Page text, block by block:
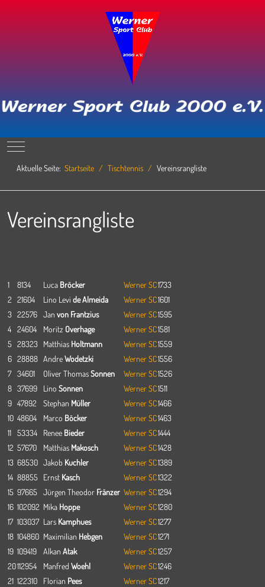
Mobile Menu Toggle
Aktuelle Seite: Startseite Tischtennis Vereinsrangliste
Vereinsrangliste
1 8134 Luca Bröcker Werner SC1733
2 21604 Lino Levi de Almeida Werner SC1601
3 22576 Jan von Frantzius Werner SC1595
4 24604 Moritz Overhage Werner SC1581
5 28323 Matthias Holtmann Werner SC1559
6 28888 AndreWodetzki Werner SC1556
7 34601 Oliver ThomasSonnen Werner SC1526
8 37699 Lino Sonnen Werner SC1511
9 47892 Stephan Müller Werner SC1466
10 48604 Marco Böcker Werner SC1463
11 53334 Renee Bieder Werner SC1444
12 57670 Matthias Makosch Werner SC1428
13 68530 Jakob Kuchler Werner SC1389
14 88855 Ernst Kasch Werner SC1322
15 97665 Jürgen Theodor Fränzer Werner SC1294
16 102092 Mika Hoppe Werner SC1280
17 103037 Lars Kamphues Werner SC1277
18 104860 Maximilian Hebgen Werner SC1271
19 109419 Alkan Atak Werner SC1257
20112954 Manfred Woehl Werner SC1246
21 122310 Florian Pees Werner SC1217